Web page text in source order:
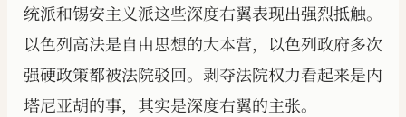
统派和锡安主义派这些深度右翼表现出强烈抵触。
以色列高法是自由思想的大本营，以色列政府多次
强硬政策都被法院驳回。剥夺法院权力看起来是内
塔尼亚胡的事，其实是深度右翼的主张。